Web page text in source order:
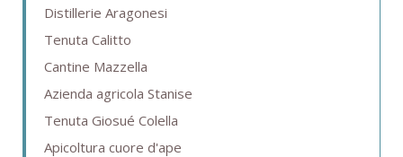
Distillerie Aragonesi
Tenuta Calitto
Cantine Mazzella
Azienda agricola Stanise
Tenuta Giosué Colella
Apicoltura cuore d'ape